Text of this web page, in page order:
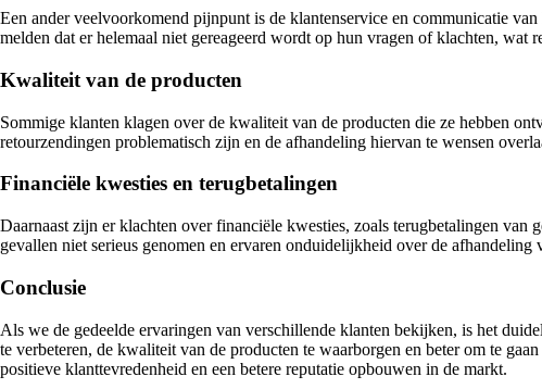
Een ander veelvoorkomend pijnpunt is de klantenservice en communicatie
melden dat er helemaal niet gereageerd wordt op hun vragen of klachten, wat
Kwaliteit van de producten
Sommige klanten klagen over de kwaliteit van de producten die ze hebben
retourzendingen problematisch zijn en de afhandeling hiervan te wensen
Financiële kwesties en terugbetalingen
Daarnaast zijn er klachten over financiële kwesties, zoals terugbetalingen
gevallen niet serieus genomen en ervaren onduidelijkheid over de afhandeling
Conclusie
Als we de gedeelde ervaringen van verschillende klanten bekijken, is het
te verbeteren, de kwaliteit van de producten te waarborgen en beter om te
positieve klanttevredenheid en een betere reputatie opbouwen in de markt.